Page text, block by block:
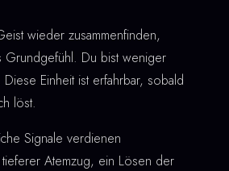
wieder zusammenfinden,
Grundgefühl. Du bist weniger
Einheit ist erfahrbar, sobald
löst.
Signale verdienen
tieferer Atemzug, ein Lösen der